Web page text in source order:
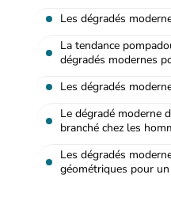
Les dégradés
La tendance
dégradés modernes
Les dégradés
Le dégradé moderne
branché chez les
Les dégradés
géométriques pour